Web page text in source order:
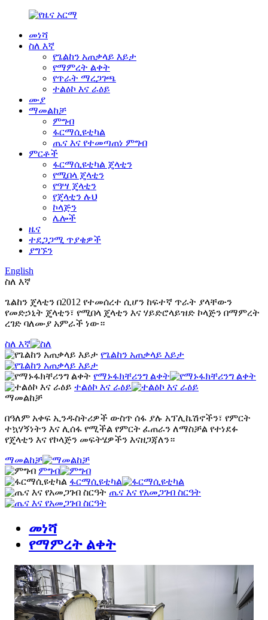
መነሻ
ስለ እኛ
የጌልከን አጠቃላይ እይታ
የማምረት ልቀት
የጥራት ማረጋገጫ
ተልዕኮ እና ራዕይ
ሙያ
ማመልከቻ
ምግብ
ፋርማሲዩቲካል
ጤና እና የተመጣጠነ ምግብ
ምርቶች
ፋርማሲዩቲካል ጄላቲን
የሚበላ ጄላቲን
የዓሣ ጄላቲን
የጄላቲን ሉህ
ኮላጅን
ሌሎች
ዜና
ተደጋጋሚ ጥያቄዎች
ያግኙን
English
ስለ እኛ
ጌልከን ጄላቲን በ2012 የተመሰረተ ሲሆን ከፍተኛ ጥራት ያላቸውን
የመድኃኒት ጄላቲን፣ የሚበላ ጄላቲን እና ሃይድሮላይዝድ ኮላጅን በማምረት
ረገድ ባለሙያ አምራች ነው።
ስለ እኛ
የጌልከን አጠቃላይ እይታ
የማኑፋክቸሪንግ ልቀት
ተልዕኮ እና ራዕይ
ማመልከቻ
በዓለም አቀፍ ኢንዱስትሪዎች ውስጥ ሰፋ ያሉ አፕሊኬሽኖችን፣ የምርት
ተኳሃኝነትን እና ሊሰፋ የሚችል የምርት ፈጠራን ለማስቻል የተነደፉ
የጄላቲን እና የኮላጅን መፍትሄዎችን እናዘጋጃለን።
ማመልከቻ
ምግብ
ፋርማሲዩቲካል
ጤና እና የአመጋገብ ስርዓት
መነሻ
የማምረት ልቀት